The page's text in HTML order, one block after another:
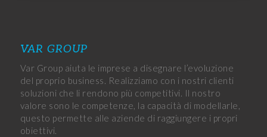
VAR GROUP
Var Group aiuta le imprese a disegnare l’evoluzione
del proprio business. Realizziamo con i nostri clienti
soluzioni che li rendono più competitivi. Il nostro
valore sono le competenze, la capacità di modellarle,
questo permette alle aziende di raggiungere i propri
obiettivi.